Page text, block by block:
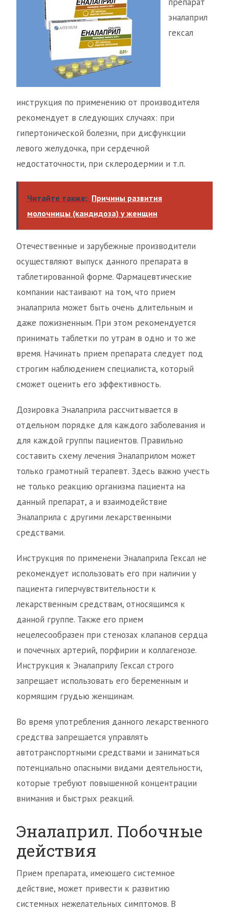
эналаприл
гексал
инструкция по применению от производителя
рекомендует в следующих случаях: при
гипертонической болезни, при дисфункции
левого желудочка, при сердечной
недостаточности, при склеродермии и т.п.
Читайте также: Причины развития
молочницы (кандидоза) у женщин
Отечественные и зарубежные производители
осуществляют выпуск данного препарата в
таблетированной форме. Фармацевтические
компании настаивают на том, что прием
эналаприла может быть очень длительным и
даже пожизненным. При этом рекомендуется
принимать таблетки по утрам в одно и то же
время. Начинать прием препарата следует под
строгим наблюдением специалиста, который
сможет оценить его эффективность.
Дозировка Эналаприла рассчитывается в
отдельном порядке для каждого заболевания и
для каждой группы пациентов. Правильно
составить схему лечения Эналаприлом может
только грамотный терапевт. Здесь важно учесть
не только реакцию организма пациента на
данный препарат, а и взаимодействие
Эналаприла с другими лекарственными
средствами.
Инструкция по применени Эналаприла Гексал не
рекомендует использовать его при наличии у
пациента гиперчувствительности к
лекарственным средствам, относящимся к
данной группе. Также его прием
нецелесообразен при стенозах клапанов сердца
и почечных артерий, порфирии и коллагенозе.
Инструкция к Эналаприлу Гексал строго
запрещает использовать его беременным и
кормящим грудью женщинам.
Во время употребления данного лекарственного
средства запрещается управлять
автотранспортными средствами и заниматься
потенциально опасными видами деятельности,
которые требуют повышенной концентрации
внимания и быстрых реакций.
Эналаприл. Побочные
действия
Прием препарата, имеющего системное
действие, может привести к развитию
системных нежелательных симптомов. В